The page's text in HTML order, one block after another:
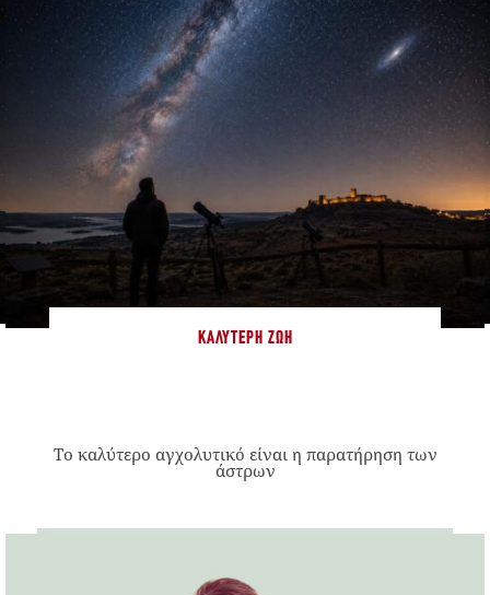
ΚΑΛΎΤΕΡΗ ΖΩΉ
Το καλύτερο αγχολυτικό είναι η παρατήρηση των
άστρων